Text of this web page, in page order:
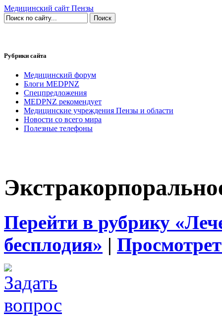
Медицинский сайт Пензы
Рубрики сайта
Медицинский форум
Блоги MEDPNZ
Спецпредложения
MEDPNZ рекомендует
Медицинские учреждения Пензы и области
Новости со всего мира
Полезные телефоны
Перейти в рубрику
бесплодия» |